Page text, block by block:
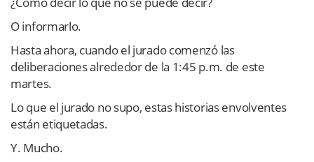
O informarlo.
Hasta ahora, cuando el jurado comenzó las
deliberaciones alrededor de la 1:45 p.m. de este
martes.
Lo que el jurado no supo, estas historias envolventes
están etiquetadas.
Y. Mucho.